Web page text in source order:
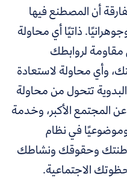
أن المصطنع فيها
ذاتيًا أي محاولة
مقاومة لروابطك
وأي محاولة لاستعادة
تتحول من محاولة
المجتمع الأكبر، وخدمة
في نظام
وحقوقك ونشاطك
الاجتماعية.